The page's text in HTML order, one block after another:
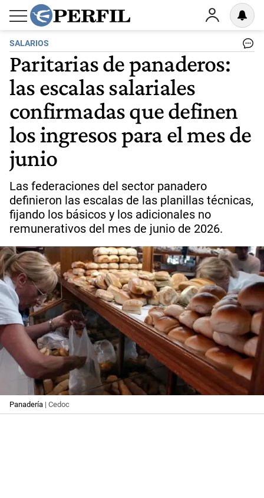
SALARIOS
Paritarias de panaderos:
las escalas salariales
confirmadas que definen
los ingresos para el mes de
junio
Las federaciones del sector panadero
definieron las escalas de las planillas técnicas,
fijando los básicos y los adicionales no
remunerativos del mes de junio de 2026.
Panadería | Cedoc